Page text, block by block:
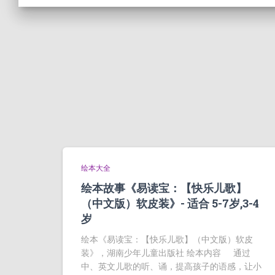
绘本大全
绘本故事《易读宝：【快乐儿歌】
（中文版）软皮装》- 适合 5-7岁,3-4
岁
绘本《易读宝：【快乐儿歌】（中文版）软皮
装》，湖南少年儿童出版社 绘本内容 通过
中、英文儿歌的听、诵，提高孩子的语感，让小